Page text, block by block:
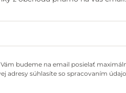
budeme na email posielať
adresy súhlasíte so spracovaním